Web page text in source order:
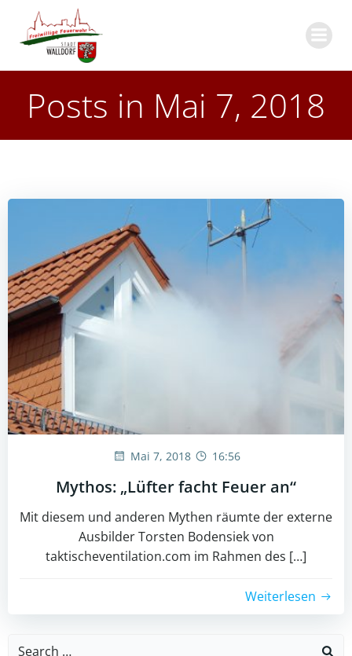
Posts in Mai 7, 2018
Mai 7, 2018 16:56
Mythos: „Lüfter facht Feuer an“
Mit diesem und anderen Mythen räumte der externe
Ausbilder Torsten Bodensiek von
taktischeventilation.com im Rahmen des […]
Weiterlesen
Search